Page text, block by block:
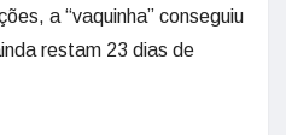
a “vaquinha” conseguiu
restam 23 dias de